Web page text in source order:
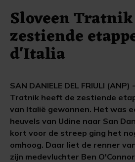
Sloveen
zestiende
d'Italia
SAN DANIELE DEL FRIULI
Tratnik heeft de zestiende
van Italië gewonnen. Het was
heuvels van Udine naar San
kort voor de streep ging het
omhoog. Daar liet de renner
zijn medevluchter Ben